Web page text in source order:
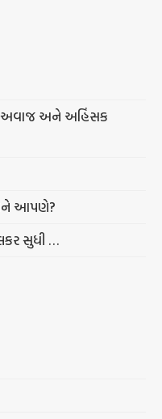
અવાજ અને અહિંસક
અને આપણે?
સુધી …